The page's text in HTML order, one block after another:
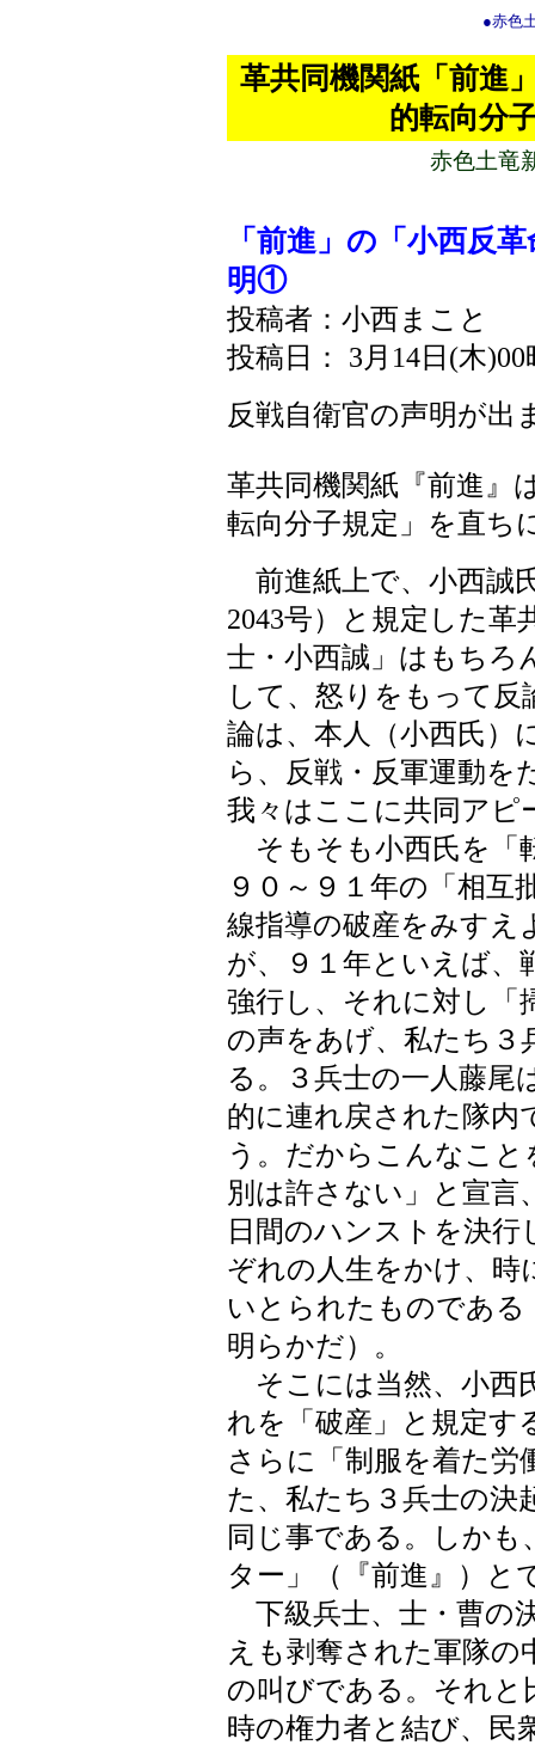
●赤色
革共同機関紙「前進
的転向分
赤色土竜
「前進」の「小西反
明①
投稿者：小西まこと
投稿日： 3月14日(木)00
反戦自衛官の声明が出
革共同機関紙『前進』
転向分子規定」を直ち
前進紙上で、小西誠
2043号）と規定した革
士・小西誠」はもちろ
して、怒りをもって
論は、本人（小西氏）
ら、反戦・反軍運動を
我々はここに共同アピ
そもそも小西氏を「
９０～９１年の「相互
線指導の破産をみす
が、９１年といえば、
強行し、それに対し「
の声をあげ、私たち３
る。３兵士の一人藤尾
的に連れ戻された隊内
う。だからこんなこ
別は許さない」と宣言
日間のハンストを決
ぞれの人生をかけ、時
いとられたものであ
明らかだ）。
そこには当然、小西
れを「破産」と規定す
さらに「制服を着た
た、私たち３兵士の決
同じ事である。しか
ター」（『前進』）と
下級兵士、士・曹の
えも剥奪された軍隊の
の叫びである。それと
時の権力者と結び、民